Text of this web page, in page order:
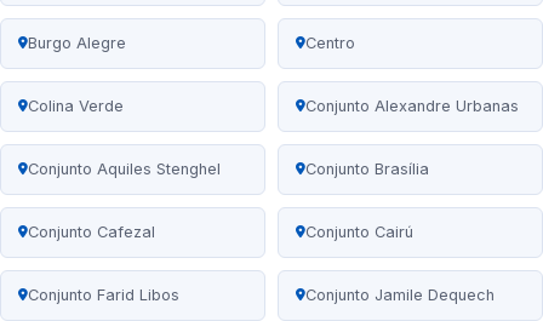
Burgo Alegre Centro
Colina Verde Conjunto Alexandre Urbanas
Conjunto Aquiles Stenghel Conjunto Brasília
Conjunto Cafezal Conjunto Cairú
Conjunto Farid Libos Conjunto Jamile Dequech